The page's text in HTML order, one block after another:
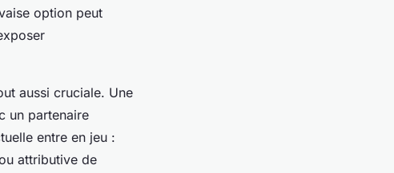
option peut
aussi cruciale. Une
un partenaire
entre en jeu :
attributive de